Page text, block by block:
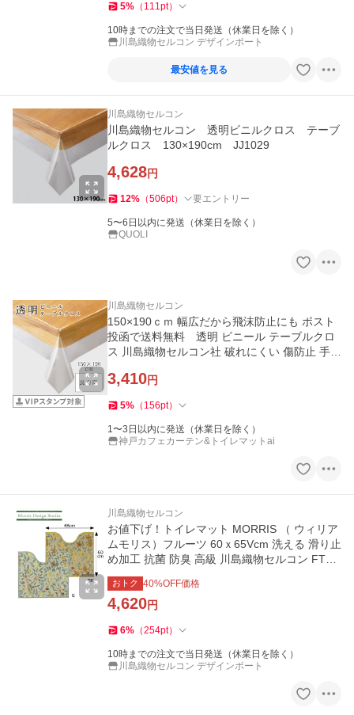
5% （ 111pt）
10時までの注文で当日発送（休業日を除く）
川島織物セルコン デザインポート
最安値を見る
川島織物セルコン
川島織物セルコン 透明ビニルクロス テーブ
ルクロス 130×190cm JJ1029
4,628円
12% （506pt） 要エントリー
5〜6日以内に発送（休業日を除く）
QUOLI
川島織物セルコン
150×190ｃｍ 幅広だから飛沫防止にも ポスト
投函で送料無料 透明 ビニール テーブルクロ
ス 川島織物セルコン社 破れにくい 傷防止 手が
3,410円
5% （ 156pt）
1〜3日以内に発送（休業日を除く）
神戸カフェカーテン&トイレマットai
川島織物セルコン
お値下げ！トイレマット MORRIS （ ウィリア
ムモリス）フルーツ 60ｘ65Vcm 洗える 滑り止
め加工 抗菌 防臭 高級 川島織物セルコン FT17
03 生産終了予定
おトク 40%OFF価格
4,620円
6% （254pt）
10時までの注文で当日発送（休業日を除く）
川島織物セルコン デザインポート